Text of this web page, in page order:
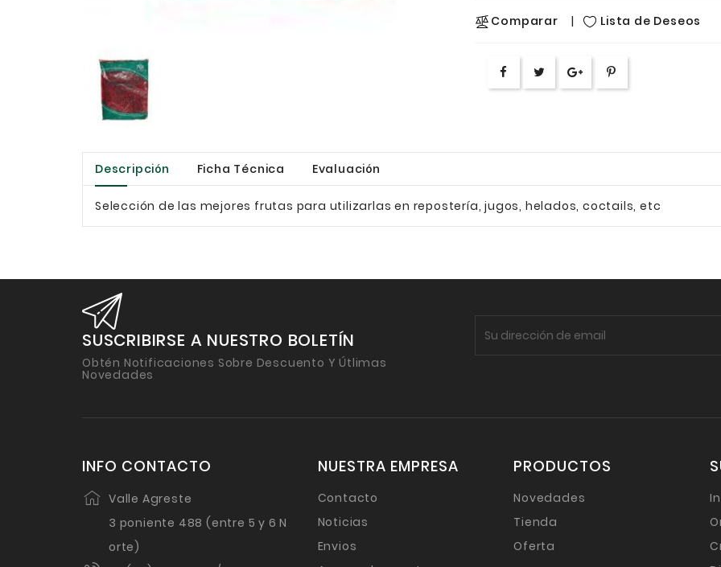
Comparar Lista de Deseos
Descripción Ficha Técnica Evaluación
Selección de las mejores frutas para utilizarlas en repostería, jugos, helados, coctails, etc
SUSCRIBIRSE A NUESTRO BOLETÍN
Obtén Notificaciones Sobre Descuento Y Útlimas
Novedades
INFO CONTACTO
Valle Agreste
3 poniente 488 (entre 5 y 6 N
orte)
NUESTRA EMPRESA
Contacto
Noticias
Envios
PRODUCTOS
Novedades
Tienda
Oferta